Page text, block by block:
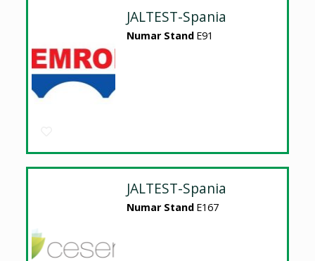
JALTEST-Spania
Numar Stand E91
JALTEST-Spania
Numar Stand E167